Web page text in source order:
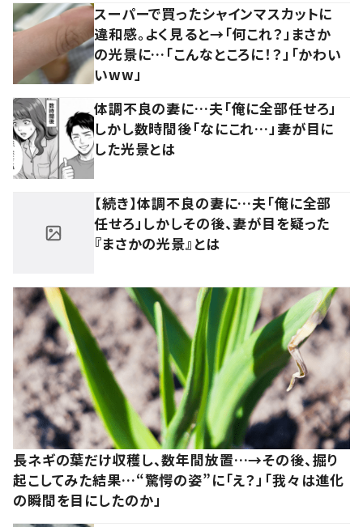
スーパーで買ったシャインマスカットに
違和感。よく見ると→「何これ？」まさか
の光景に…「こんなところに！？」「かわい
いww」
体調不良の妻に…夫「俺に全部任せろ」
しかし数時間後「なにこれ…」妻が目に
した光景とは
【続き】体調不良の妻に…夫「俺に全部
任せろ」しかしその後、妻が目を疑った
『まさかの光景』とは
長ネギの葉だけ収穫し、数年間放置…→その後、掘り
起こしてみた結果…“驚愕の姿”に「え？」「我々は進化
の瞬間を目にしたのか」